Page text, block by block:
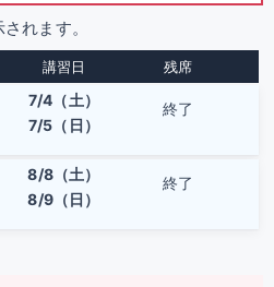
れます。
講習日 残席
7/4（土）
7/5（日）
終了
8/8（土）
8/9（日）
終了